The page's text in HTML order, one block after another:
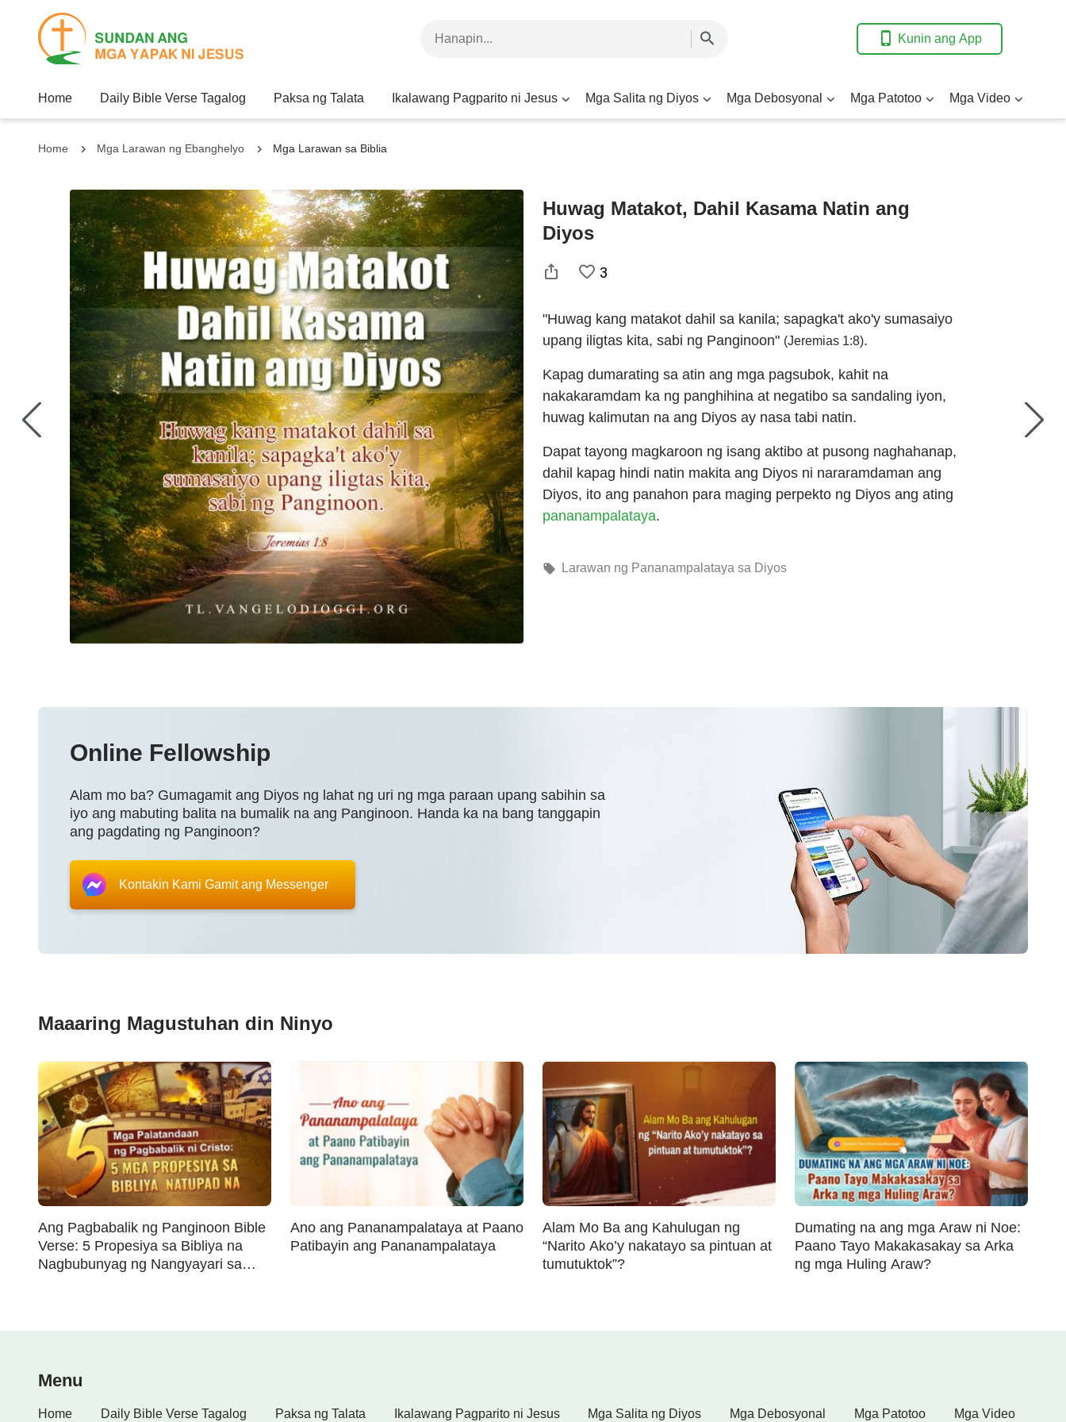
Kunin ang App
Home Daily Bible Verse Tagalog Paksa ng Talata Ikalawang Pagparito ni Jesus Mga Salita ng Diyos Mga Debosyonal Mga Patotoo Mga Video
Home Mga Larawan ng Ebanghelyo Mga Larawan sa Biblia
Huwag Matakot, Dahil Kasama Natin ang
Diyos
3
"Huwag kang matakot dahil sa kanila; sapagka't ako'y sumasaiyo
upang iligtas kita, sabi ng Panginoon" (Jeremias 1:8).
Kapag dumarating sa atin ang mga pagsubok, kahit na
nakakaramdam ka ng panghihina at negatibo sa sandaling iyon,
huwag kalimutan na ang Diyos ay nasa tabi natin.
Dapat tayong magkaroon ng isang aktibo at pusong naghahanap,
dahil kapag hindi natin makita ang Diyos ni nararamdaman ang
Diyos, ito ang panahon para maging perpekto ng Diyos ang ating
pananampalataya.
Larawan ng Pananampalataya sa Diyos
Online Fellowship
Alam mo ba? Gumagamit ang Diyos ng lahat ng uri ng mga paraan upang sabihin sa
iyo ang mabuting balita na bumalik na ang Panginoon. Handa ka na bang tanggapin
ang pagdating ng Panginoon?
Kontakin Kami Gamit ang Messenger
Maaaring Magustuhan din Ninyo
Ang Pagbabalik ng Panginoon Bible
Verse: 5 Propesiya sa Bibliya na
Nagbubunyag ng Nangyayari sa
Ano ang Pananampalataya at Paano
Patibayin ang Pananampalataya
Alam Mo Ba ang Kahulugan ng
“Narito Ako’y nakatayo sa pintuan at
tumutuktok”?
Dumating na ang mga Araw ni Noe:
Paano Tayo Makakasakay sa Arka
ng mga Huling Araw?
Menu
Home Daily Bible Verse Tagalog Paksa ng Talata Ikalawang Pagparito ni Jesus Mga Salita ng Diyos Mga Debosyonal Mga Patotoo Mga Video